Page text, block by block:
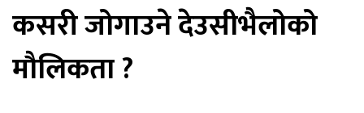
कसरी जोगाउने देउसीभैलोको
मौलिकता ?